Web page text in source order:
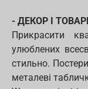
- ДЕКОР І
Прикрасити
улюблених
стильно.
металеві